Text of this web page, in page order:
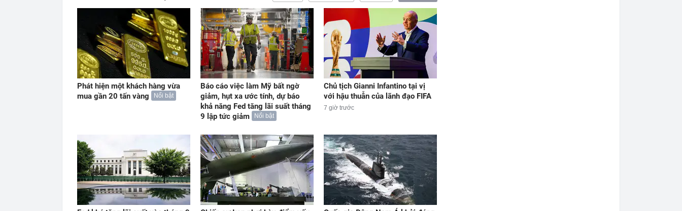
Phát hiện một khách hàng vừa
mua gần 20 tấn vàng
Nổi bật
Báo cáo việc làm Mỹ bất ngờ
giảm, hụt xa ước tính, dự báo
khả năng Fed tăng lãi suất tháng
9 lập tức giảm
Nổi bật
Chủ tịch Gianni Infantino tại vị
với hậu thuẫn của lãnh đạo FIFA
7 giờ trước